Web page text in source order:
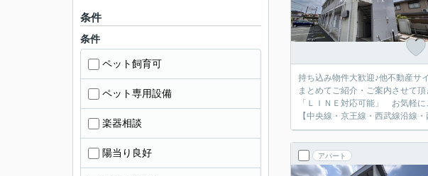
持ち込み物件大歓迎♪他不動産サ
まとめてご紹介・ご案内させて
「ＬＩＮＥ対応可能」 お気軽
【中央線・京王線・西武線沿線
アパート
条件
条件
ペット飼育可
ペット専用設備
楽器相談
陽当り良好